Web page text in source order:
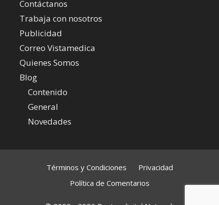
Contáctanos
Trabaja con nosotros
Publicidad
Correo Vistamedica
Quienes Somos
Blog
Contenido
General
Novedades
Términos y Condiciones
Privacidad
Política de Comentarios